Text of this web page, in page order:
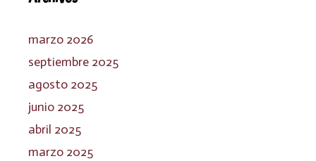
marzo 2026
septiembre 2025
agosto 2025
junio 2025
abril 2025
marzo 2025